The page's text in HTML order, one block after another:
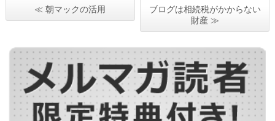
≪ 朝マックの活用
ブログは相続税がかからない
財産 ≫